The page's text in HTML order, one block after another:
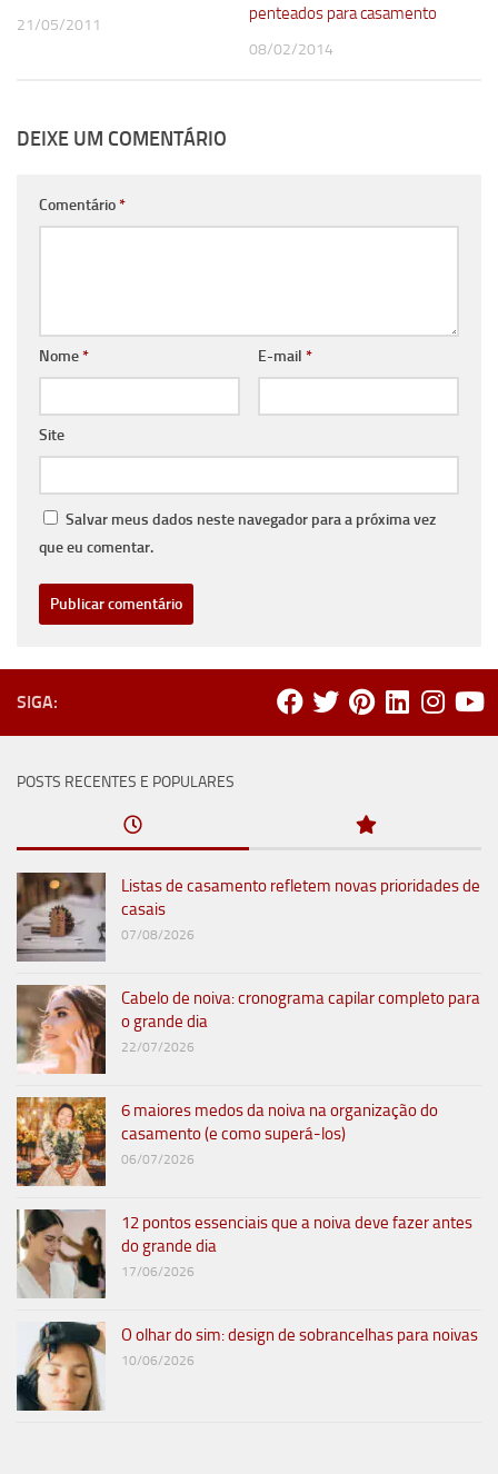
21/05/2011
penteados para casamento
08/02/2014
DEIXE UM COMENTÁRIO
Comentário*
Nome* E-mail *
Site
Salvar meus dados neste navegador para a próxima vez
que eu comentar.
SIGA:
POSTS RECENTES E POPULARES
Listas de casamento refletem novas prioridades de
casais
07/08/2026
Cabelo de noiva: cronograma capilar completo para
o grande dia
22/07/2026
6 maiores medos da noiva na organização do
casamento (e como superá-los)
06/07/2026
12 pontos essenciais que a noiva deve fazer antes
do grande dia
17/06/2026
O olhar do sim: design de sobrancelhas para noivas
10/06/2026